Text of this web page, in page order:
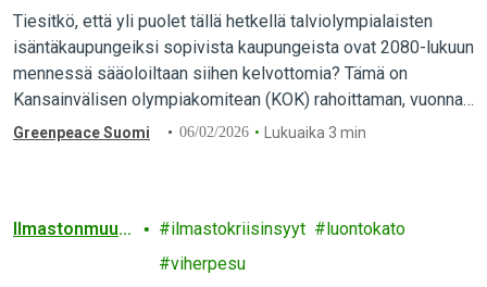
Tiesitkö, että yli puolet tällä hetkellä talviolympialaisten
isäntäkaupungeiksi sopivista kaupungeista ovat 2080-lukuun
mennessä sääoloiltaan siihen kelvottomia? Tämä on
Kansainvälisen olympiakomitean (KOK) rahoittaman, vuonna
2024 valmistuneen tieteellisen arvion lopputulos. Tulos
Greenpeace Suomi 06/02/2026 Lukuaika 3 min
Ilmastonmuut
ilmastokriisinsyyt
luontokato
viherpesu